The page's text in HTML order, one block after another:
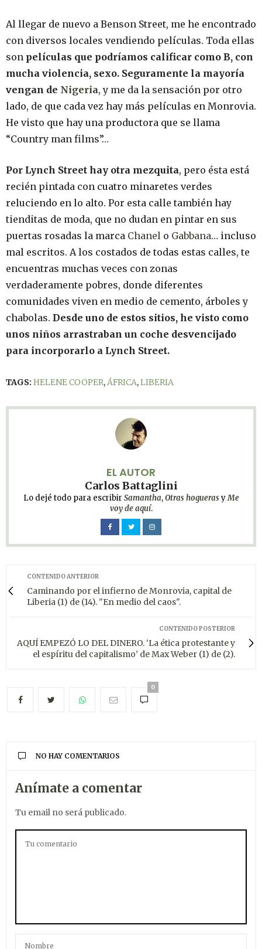
Al llegar de nuevo a Benson Street, me he encontrado
con diversos locales vendiendo películas. Toda ellas
son películas que podríamos calificar como B, con
mucha violencia, sexo. Seguramente la mayoría
vengan de Nigeria, y me da la sensación por otro
lado, de que cada vez hay más películas en Monrovia.
He visto que hay una productora que se llama
“Country man films”…
Por Lynch Street hay otra mezquita, pero ésta está
recién pintada con cuatro minaretes verdes
reluciendo en lo alto. Por esta calle también hay
tienditas de moda, que no dudan en pintar en sus
puertas rosadas la marca Chanel o Gabbana… incluso
mal escritos. A los costados de todas estas calles, te
encuentras muchas veces con zonas
verdaderamente pobres, donde diferentes
comunidades viven en medio de cemento, árboles y
chabolas. Desde uno de estos sitios, he visto como
unos niños arrastraban un coche desvencijado
para incorporarlo a Lynch Street.
TAGS: HELENE COOPER,ÁFRICA,LIBERIA
EL AUTOR
Carlos Battaglini
Lo dejé todo para escribir Samantha,Otras hogueras yMe
voy de aquí.
CONTENIDO ANTERIOR
Caminando por el infierno de Monrovia, capital de
Liberia (1) de (14). "En medio del caos".
CONTENIDO POSTERIOR
AQUÍ EMPEZÓ LO DEL DINERO. ‘La ética protestante y
el espíritu del capitalismo’ de Max Weber (1) de (2).
0
NO HAY COMENTARIOS
Anímate a comentar
Tu email no será publicado.